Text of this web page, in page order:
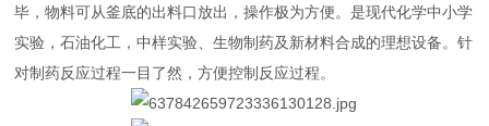
毕，物料可从釜底的出料口放出，操作极为方便。是现代化学中小学
实验，石油化工，中样实验、生物制药及新材料合成的理想设备。针
对制药反应过程一目了然，方便控制反应过程。